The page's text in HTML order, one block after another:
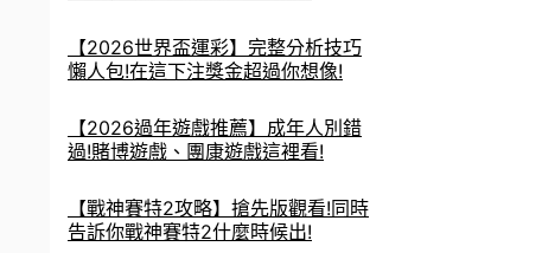
【2026世界盃運彩】完整分析技巧
懶人包!在這下注獎金超過你想像!
【2026過年遊戲推薦】成年人別錯
過!賭博遊戲、團康遊戲這裡看!
【戰神賽特2攻略】搶先版觀看!同時
告訴你戰神賽特2什麼時候出!